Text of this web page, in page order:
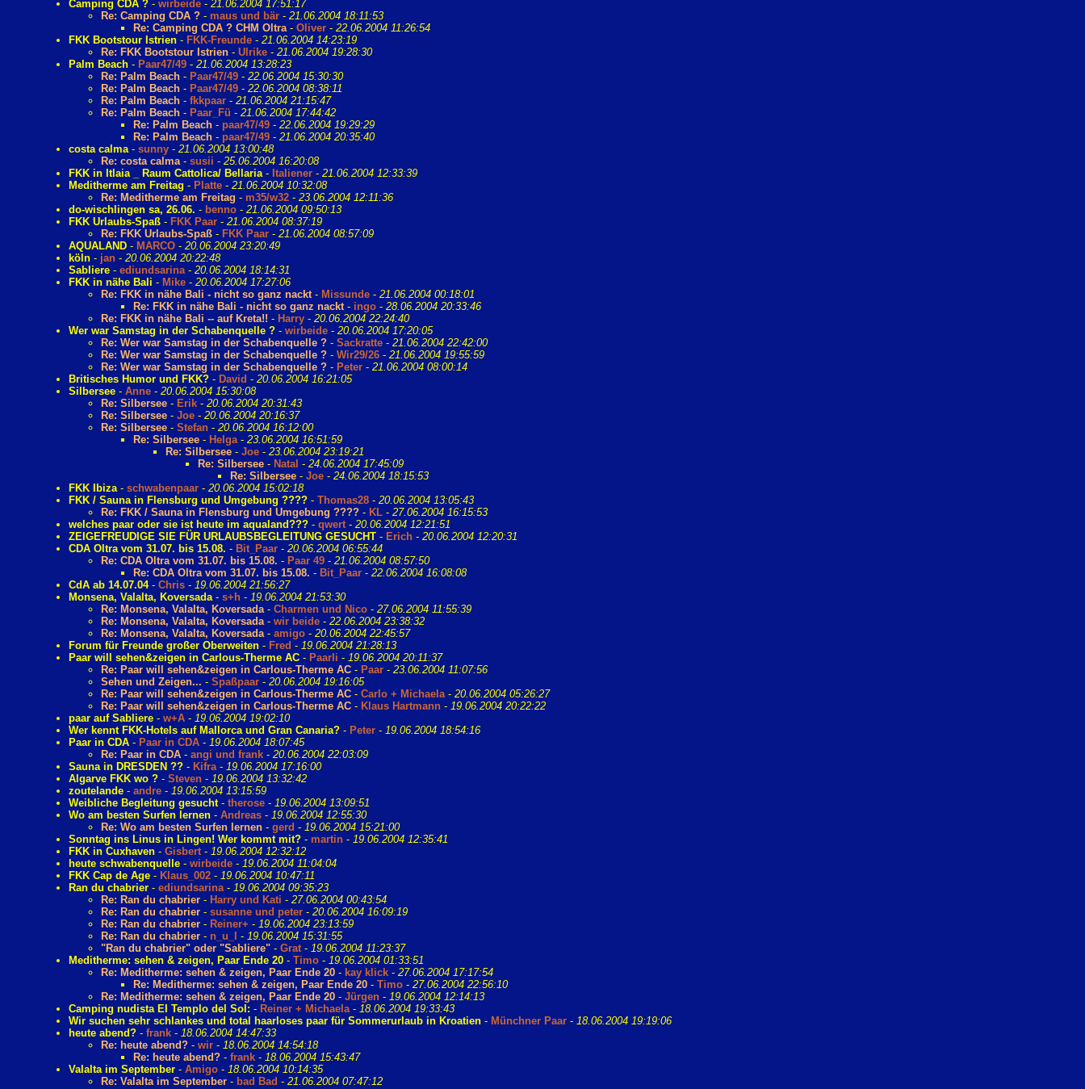
Camping CDA ?- wirbeide- 21.06.2004 17:51:17
Re: Camping CDA ?- maus und bär- 21.06.2004 18:11:53
Re: Camping CDA ? CHM Oltra- Oliver- 22.06.2004 11:26:54
FKK Bootstour Istrien- FKK-Freunde- 21.06.2004 14:23:19
Re: FKK Bootstour Istrien- Ulrike- 21.06.2004 19:28:30
Palm Beach- Paar47/49- 21.06.2004 13:28:23
Re: Palm Beach- Paar47/49- 22.06.2004 15:30:30
Re: Palm Beach- Paar47/49- 22.06.2004 08:38:11
Re: Palm Beach- fkkpaar- 21.06.2004 21:15:47
Re: Palm Beach- Paar_Fü - 21.06.2004 17:44:42
Re: Palm Beach- paar47/49- 22.06.2004 19:29:29
Re: Palm Beach- paar47/49- 21.06.2004 20:35:40
costa calma- sunny- 21.06.2004 13:00:48
Re: costa calma- susii - 25.06.2004 16:20:08
FKK in Itlaia _ Raum Cattolica/ Bellaria- Italiener- 21.06.2004 12:33:39
Meditherme am Freitag - Platte- 21.06.2004 10:32:08
Re: Meditherme am Freitag - m35/w32- 23.06.2004 12:11:36
do-wischlingen sa, 26.06. - benno- 21.06.2004 09:50:13
FKK Urlaubs-Spaß- FKK Paar- 21.06.2004 08:37:19
Re: FKK Urlaubs-Spaß- FKK Paar- 21.06.2004 08:57:09
AQUALAND- MARCO- 20.06.2004 23:20:49
köln- jan- 20.06.2004 20:22:48
Sabliere- ediundsarina- 20.06.2004 18:14:31
FKK in nähe Bali - Mike- 20.06.2004 17:27:06
Re: FKK in nähe Bali - nicht so ganz nackt- Missunde- 21.06.2004 00:18:01
Re: FKK in nähe Bali - nicht so ganz nackt- ingo- 28.06.2004 20:33:46
Re: FKK in nähe Bali -- auf Kreta!! - Harry- 20.06.2004 22:24:40
Wer war Samstag in der Schabenquelle ?- wirbeide- 20.06.2004 17:20:05
Re: Wer war Samstag in der Schabenquelle ?- Sackratte- 21.06.2004 22:42:00
Re: Wer war Samstag in der Schabenquelle ?- Wir29/26- 21.06.2004 19:55:59
Re: Wer war Samstag in der Schabenquelle ?- Peter- 21.06.2004 08:00:14
Britisches Humor und FKK?- David - 20.06.2004 16:21:05
Silbersee- Anne- 20.06.2004 15:30:08
Re: Silbersee- Erik- 20.06.2004 20:31:43
Re: Silbersee- Joe- 20.06.2004 20:16:37
Re: Silbersee- Stefan- 20.06.2004 16:12:00
Re: Silbersee- Helga- 23.06.2004 16:51:59
Re: Silbersee- Joe- 23.06.2004 23:19:21
Re: Silbersee- Natal - 24.06.2004 17:45:09
Re: Silbersee- Joe- 24.06.2004 18:15:53
FKK Ibiza- schwabenpaar- 20.06.2004 15:02:18
FKK / Sauna in Flensburg und Umgebung ????- Thomas28- 20.06.2004 13:05:43
Re: FKK / Sauna in Flensburg und Umgebung ????- KL- 27.06.2004 16:15:53
welches paar oder sie ist heute im aqualand???- qwert- 20.06.2004 12:21:51
ZEIGEFREUDIGE SIE FÜR URLAUBSBEGLEITUNG GESUCHT- Erich- 20.06.2004 12:20:31
CDA Oltra vom 31.07. bis 15.08. - Bit_Paar- 20.06.2004 06:55:44
Re: CDA Oltra vom 31.07. bis 15.08. - Paar 49- 21.06.2004 08:57:50
Re: CDA Oltra vom 31.07. bis 15.08. - Bit_Paar- 22.06.2004 16:08:08
CdA ab 14.07.04- Chris- 19.06.2004 21:56:27
Monsena, Valalta, Koversada- s+h- 19.06.2004 21:53:30
Re: Monsena, Valalta, Koversada- Charmen und Nico- 27.06.2004 11:55:39
Re: Monsena, Valalta, Koversada- wir beide- 22.06.2004 23:38:32
Re: Monsena, Valalta, Koversada- amigo- 20.06.2004 22:45:57
Forum für Freunde großer Oberweiten- Fred - 19.06.2004 21:28:13
Paar will sehen&zeigen in Carlous-Therme AC- Paarli - 19.06.2004 20:11:37
Re: Paar will sehen&zeigen in Carlous-Therme AC- Paar- 23.06.2004 11:07:56
Sehen und Zeigen... - Spaßpaar- 20.06.2004 19:16:05
Re: Paar will sehen&zeigen in Carlous-Therme AC- Carlo + Michaela- 20.06.2004 05:26:27
Re: Paar will sehen&zeigen in Carlous-Therme AC- Klaus Hartmann- 19.06.2004 20:22:22
paar auf Sabliere- w+A- 19.06.2004 19:02:10
Wer kennt FKK-Hotels auf Mallorca und Gran Canaria?- Peter- 19.06.2004 18:54:16
Paar in CDA- Paar in CDA- 19.06.2004 18:07:45
Re: Paar in CDA- angi und frank- 20.06.2004 22:03:09
Sauna in DRESDEN ??- Kifra- 19.06.2004 17:16:00
Algarve FKK wo ?- Steven- 19.06.2004 13:32:42
zoutelande- andre- 19.06.2004 13:15:59
Weibliche Begleitung gesucht- therose- 19.06.2004 13:09:51
Wo am besten Surfen lernen- Andreas- 19.06.2004 12:55:30
Re: Wo am besten Surfen lernen- gerd - 19.06.2004 15:21:00
Sonntag ins Linus in Lingen! Wer kommt mit?- martin- 19.06.2004 12:35:41
FKK in Cuxhaven- Gisbert- 19.06.2004 12:32:12
heute schwabenquelle- wirbeide- 19.06.2004 11:04:04
FKK Cap de Age- Klaus_002- 19.06.2004 10:47:11
Ran du chabrier- ediundsarina- 19.06.2004 09:35:23
Re: Ran du chabrier- Harry und Kati - 27.06.2004 00:43:54
Re: Ran du chabrier- susanne und peter- 20.06.2004 16:09:19
Re: Ran du chabrier- Reiner+ - 19.06.2004 23:13:59
Re: Ran du chabrier- n_u_l - 19.06.2004 15:31:55
"Ran du chabrier" oder "Sabliere"- Grat- 19.06.2004 11:23:37
Meditherme: sehen & zeigen, Paar Ende 20- Timo- 19.06.2004 01:33:51
Re: Meditherme: sehen & zeigen, Paar Ende 20- kay klick- 27.06.2004 17:17:54
Re: Meditherme: sehen & zeigen, Paar Ende 20- Timo- 27.06.2004 22:56:10
Re: Meditherme: sehen & zeigen, Paar Ende 20- Jürgen- 19.06.2004 12:14:13
Camping nudista EI Templo del Sol: - Reiner + Michaela- 18.06.2004 19:33:43
Wir suchen sehr schlankes und total haarloses paar für Sommerurlaub in Kroatien- Münchner Paar- 18.06.2004 19:19:06
heute abend?- frank- 18.06.2004 14:47:33
Re: heute abend?- wir- 18.06.2004 14:54:18
Re: heute abend?- frank- 18.06.2004 15:43:47
Valalta im September- Amigo- 18.06.2004 10:14:35
Re: Valalta im September- bad Bad - 21.06.2004 07:47:12